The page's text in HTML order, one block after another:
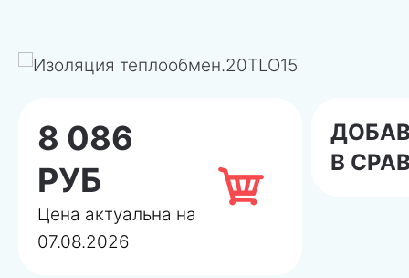
8 086
РУБ
Цена актуальна на
07.08.2026
В